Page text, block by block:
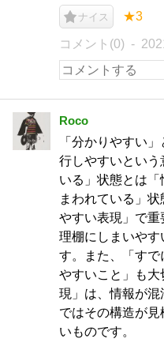
ナイス ★3
コメント(0)
Roco
「分かりやすい
行しやすいという
いる」状態とは
まわれている」
やすい表現」で
理棚にしまいや
す。また、「すで
やすいこと」も
現」は、情報が
ではその構造が見
いものです。